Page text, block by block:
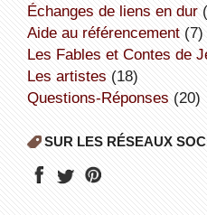
échanges de liens en dur
aide au référencement(7)
Les Fables et Contes de
Les artistes (18)
Questions-Réponses (20)
SUR LES RÉSEAUX